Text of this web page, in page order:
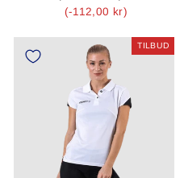
(-112,00 kr)
TILBUD